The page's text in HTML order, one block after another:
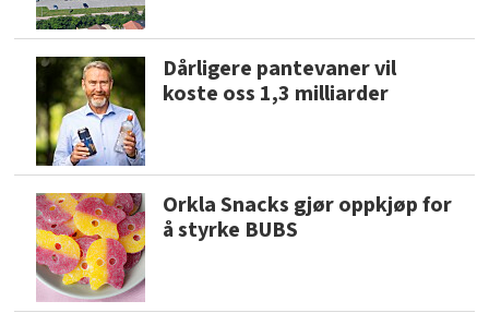
Dårligere pantevaner vil
koste oss 1,3 milliarder
Orkla Snacks gjør oppkjøp for
å styrke BUBS